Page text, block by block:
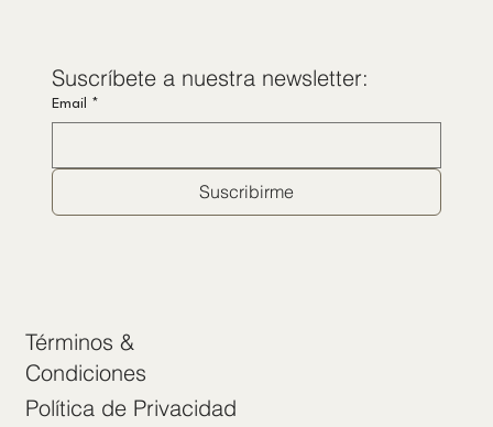
Términos &
Condiciones
Política de Privacidad
Suscríbete a nuestra newsletter:
Email *
Suscribirme